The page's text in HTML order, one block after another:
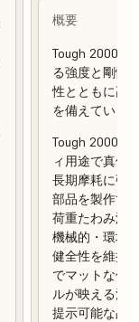
概要
Tough 2000レ
る強度と剛性
性とともに高
を備えていま
Tough 2000レ
ィ用途で真価
長期摩耗に強
部品を製作で
荷重たわみ温
機械的・環境
健全性を維持
でマットな仕
ルが映える滑
提示可能な品